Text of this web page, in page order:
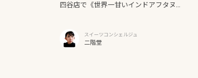
四谷店で《世界一甘いインドアフタヌ
スイーツコンシェルジュ
二階堂